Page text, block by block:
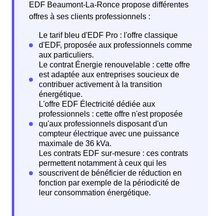
EDF Beaumont-La-Ronce propose différentes
offres à ses clients professionnels :